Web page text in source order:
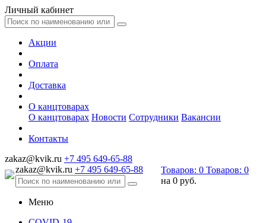
Личный кабинет
Акции
Оплата
Доставка
О канцтоварах
О канцтоварах Новости Сотрудники Вакансии
Контакты
zakaz@kvik.ru +7 495 649-65-88
zakaz@kvik.ru +7 495 649-65-88 Товаров: 0 Товаров: 0
на 0 руб.
Меню